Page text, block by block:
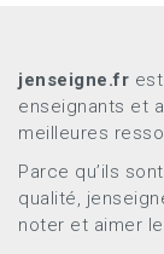
jenseigne.fr
enseignants et
meilleures
Parce qu’ils
qualité,
noter et aimer